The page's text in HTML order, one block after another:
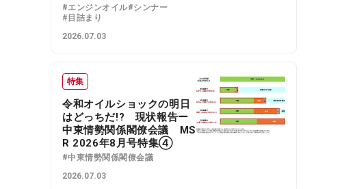
#エンジンオイル#シンナー
#目詰まり
2026.07.03
特集
令和オイルショックの明日
はどっちだ!? 現状報告ー
中東情勢関係閣僚会議 MS
R 2026年8月号特集④
#中東情勢関係閣僚会議
2026.07.03